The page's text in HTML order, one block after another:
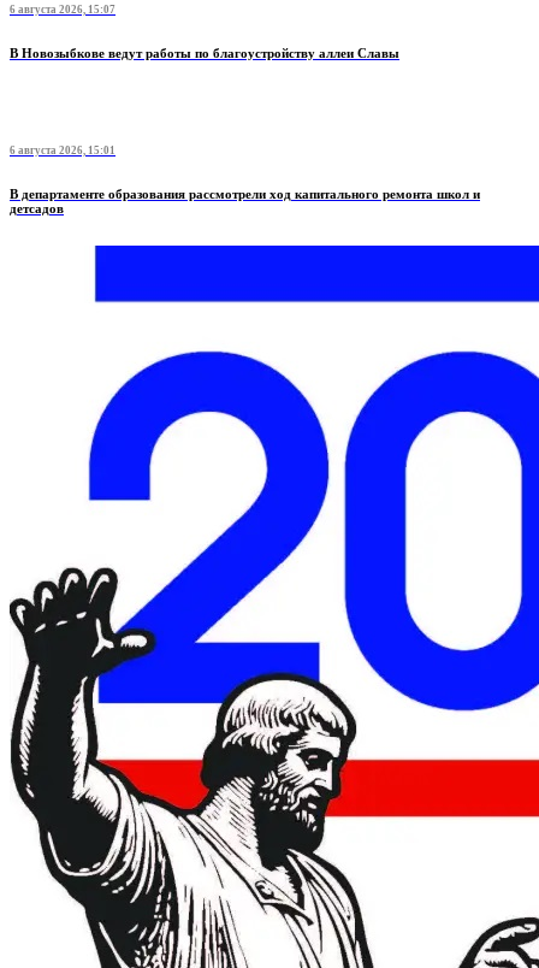
6 августа 2026, 15:07
В Новозыбкове ведут работы по благоустройству аллеи Славы
6 августа 2026, 15:01
В департаменте образования рассмотрели ход капитального ремонта школ и
детсадов